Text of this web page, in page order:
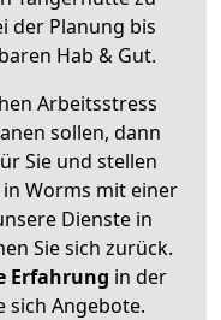
der Planung bis
Hab & Gut.
Arbeitsstress
sollen, dann
Sie und stellen
in Worms mit einer
Dienste in
Sie sich zurück.
Erfahrung in der
sich Angebote.